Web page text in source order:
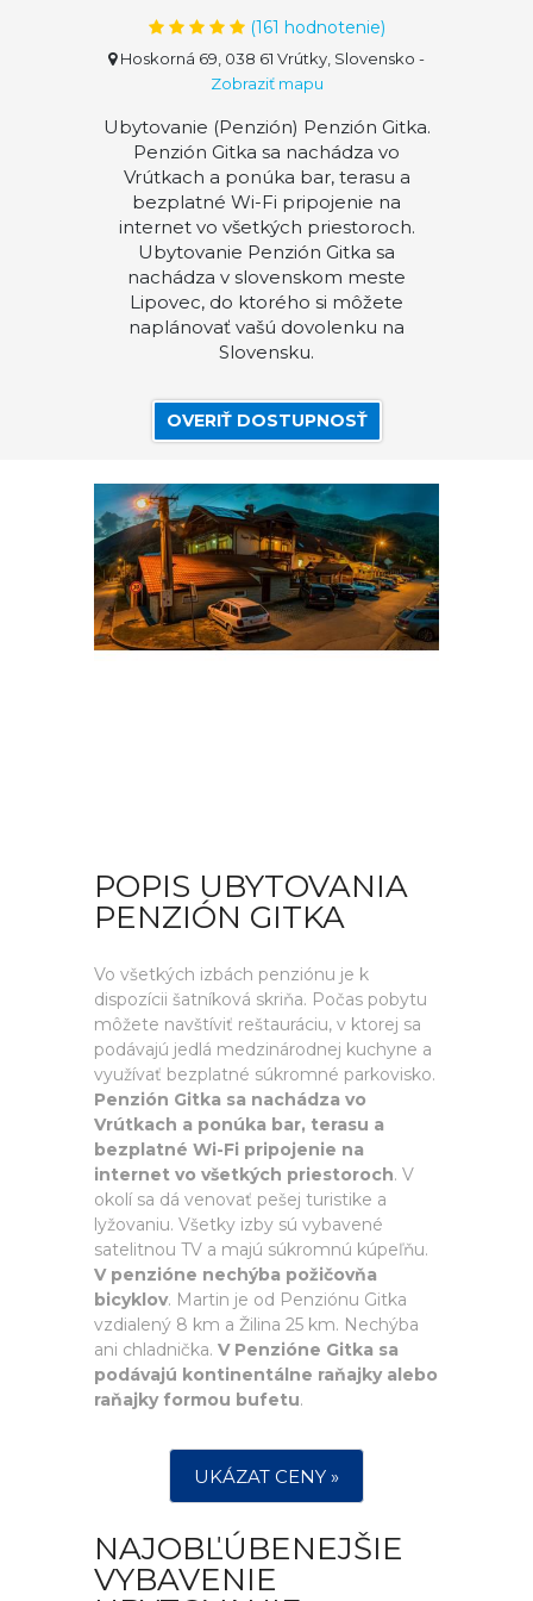
(161 hodnotenie)
Hoskorná 69, 038 61 Vrútky, Slovensko -
Zobraziť mapu
Ubytovanie (Penzión) Penzión Gitka.
Penzión Gitka sa nachádza vo
Vrútkach a ponúka bar, terasu a
bezplatné Wi-Fi pripojenie na
internet vo všetkých priestoroch.
Ubytovanie Penzión Gitka sa
nachádza v slovenskom meste
Lipovec, do ktorého si môžete
naplánovať vašú dovolenku na
Slovensku.
OVERIŤ DOSTUPNOSŤ
POPIS UBYTOVANIA
PENZIÓN GITKA
Vo všetkých izbách penziónu je k
dispozícii šatníková skriňa. Počas pobytu
môžete navštíviť reštauráciu, v ktorej sa
podávajú jedlá medzinárodnej kuchyne a
využívať bezplatné súkromné parkovisko.
Penzión Gitka sa nachádza vo
Vrútkach a ponúka bar, terasu a
bezplatné Wi-Fi pripojenie na
internet vo všetkých priestoroch. V
okolí sa dá venovať pešej turistike a
lyžovaniu. Všetky izby sú vybavené
satelitnou TV a majú súkromnú kúpeľňu.
V penzióne nechýba požičovňa
bicyklov. Martin je od Penziónu Gitka
vzdialený 8 km a Žilina 25 km. Nechýba
ani chladnička. V Penzióne Gitka sa
podávajú kontinentálne raňajky alebo
raňajky formou bufetu.
UKÁZAT CENY »
NAJOBĽÚBENEJŠIE
VYBAVENIE